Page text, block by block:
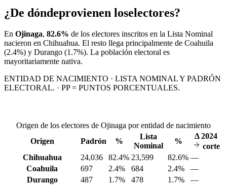
¿De dóndeprovienen loselectores?
En Ojinaga, 82.6% de los electores inscritos en la Lista Nominal
nacieron en Chihuahua. El resto llega principalmente de Coahuila
(2.4%) y Durango (1.7%). La población electoral es
mayoritariamente nativa.
ENTIDAD DE NACIMIENTO · LISTA NOMINAL Y PADRÓN
ELECTORAL. · PP = PUNTOS PORCENTUALES.
Origen de los electores de Ojinaga por entidad de nacimiento
Origen
Padrón %
Lista
Nominal
%
Δ2024
corte
Chihuahua
24,036 82.4% 23,599 82.6% —
Coahuila
697 2.4% 684 2.4%
—
Durango
487 1.7% 478 1.7%
—